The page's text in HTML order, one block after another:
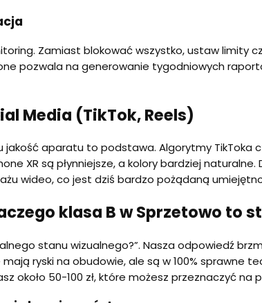
Zamiast blokować wszystko, ustaw limity
pozwala na generowanie tygodniowych
Media (TikTok, Reels)
jakość aparatu to podstawa. Algorytmy TikToka
XR są płynniejsze, a kolory bardziej naturalne.
wideo, co jest dziś bardzo pożądaną
klasa B w Sprzetowo to
stanu wizualnego?”. Nasza odpowiedź
ryski na obudowie, ale są w 100% sprawne
około 50-100 zł, które możesz przeznaczyć na